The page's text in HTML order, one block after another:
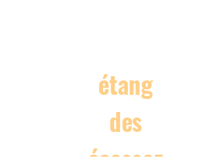
étang
des
écassaz